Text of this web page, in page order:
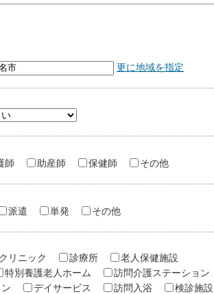
更に地域を指定
師 助産師 保健師 その他
派遣 単発 その他
クリニック 診療所
老人保健施設
特別養護老人ホーム
訪問介護ステーション
デイサービス 訪問入浴
検診施設